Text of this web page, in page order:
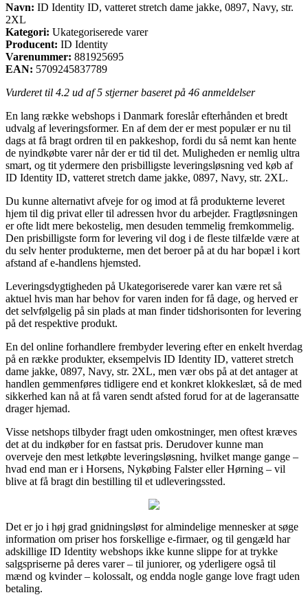
Navn: ID Identity ID, vatteret stretch dame jakke, 0897, Navy, str.
2XL
Kategori: Ukategoriserede varer
Producent: ID Identity
Varenummer: 881925695
EAN: 5709245837789
Vurderet til 4.2 ud af 5 stjerner baseret på 46 anmeldelser
En lang række webshops i Danmark foreslår efterhånden et bredt
udvalg af leveringsformer. En af dem der er mest populær er nu til
dags at få bragt ordren til en pakkeshop, fordi du så nemt kan hente
de nyindkøbte varer når der er tid til det. Muligheden er nemlig ultra
smart, og tit ydermere den prisbilligste leveringsløsning ved køb af
ID Identity ID, vatteret stretch dame jakke, 0897, Navy, str. 2XL.
Du kunne alternativt afveje for og imod at få produkterne leveret
hjem til dig privat eller til adressen hvor du arbejder. Fragtløsningen
er ofte lidt mere bekostelig, men desuden temmelig fremkommelig.
Den prisbilligste form for levering vil dog i de fleste tilfælde være at
du selv henter produkterne, men det beroer på at du har bopæl i kort
afstand af e-handlens hjemsted.
Leveringsdygtigheden på Ukategoriserede varer kan være ret så
aktuel hvis man har behov for varen inden for få dage, og herved er
det selvfølgelig på sin plads at man finder tidshorisonten for levering
på det respektive produkt.
En del online forhandlere frembyder levering efter en enkelt hverdag
på en række produkter, eksempelvis ID Identity ID, vatteret stretch
dame jakke, 0897, Navy, str. 2XL, men vær obs på at det antager at
handlen gemmenføres tidligere end et konkret klokkeslæt, så de med
sikkerhed kan nå at få varen sendt afsted forud for at de lageransatte
drager hjemad.
Visse netshops tilbyder fragt uden omkostninger, men oftest kræves
det at du indkøber for en fastsat pris. Derudover kunne man
overveje den mest letkøbte leveringsløsning, hvilket mange gange –
hvad end man er i Horsens, Nykøbing Falster eller Hørning – vil
blive at få bragt din bestilling til et udleveringssted.
Det er jo i høj grad gnidningsløst for almindelige mennesker at søge
information om priser hos forskellige e-firmaer, og til gengæld har
adskillige ID Identity webshops ikke kunne slippe for at trykke
salgspriserne på deres varer – til juniorer, og yderligere også til
mænd og kvinder – kolossalt, og endda nogle gange love fragt uden
betaling.